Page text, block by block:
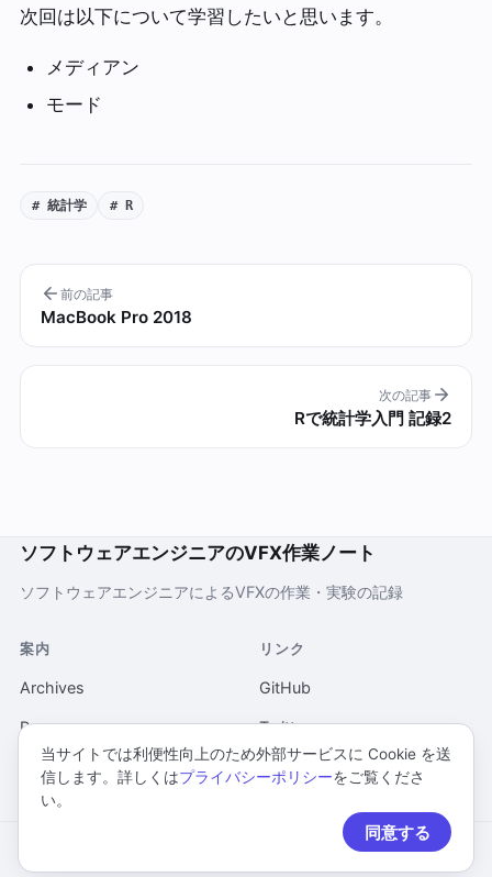
次回は以下について学習したいと思います。
メディアン
モード
# 統計学 # R
前の記事
MacBook Pro 2018
次の記事
Rで統計学入門 記録2
ソフトウェアエンジニアのVFX作業ノート
ソフトウェアエンジニアによるVFXの作業・実験の記録
案内
Archives
Pages
当ウェブサイトについて
プライバシーポリシー
リンク
GitHub
Twitter
当サイトでは利便性向上のため外部サービスに Cookie を送
信します。詳しくはプライバシーポリシーをご覧くださ
い。
同意する